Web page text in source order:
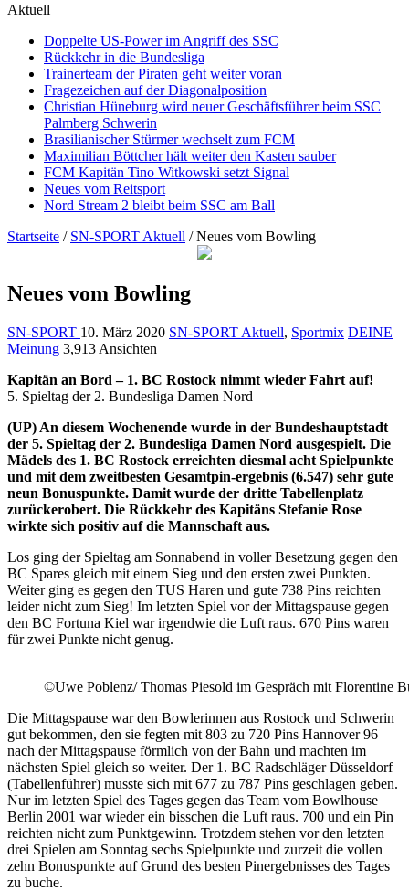
Aktuell
Doppelte US-Power im Angriff des SSC
Rückkehr in die Bundesliga
Trainerteam der Piraten geht weiter voran
Fragezeichen auf der Diagonalposition
Christian Hüneburg wird neuer Geschäftsführer beim SSC
Palmberg Schwerin
Brasilianischer Stürmer wechselt zum FCM
Maximilian Böttcher hält weiter den Kasten sauber
FCM Kapitän Tino Witkowski setzt Signal
Neues vom Reitsport
Nord Stream 2 bleibt beim SSC am Ball
Startseite / SN-SPORT Aktuell / Neues vom Bowling
Neues vom Bowling
SN-SPORT 10. März 2020 SN-SPORT Aktuell, Sportmix DEINE
Meinung 3,913 Ansichten
Kapitän an Bord – 1. BC Rostock nimmt wieder Fahrt auf!
5. Spieltag der 2. Bundesliga Damen Nord
(UP) An diesem Wochenende wurde in der Bundeshauptstadt
der 5. Spieltag der 2. Bundesliga Damen Nord ausgespielt. Die
Mädels des 1. BC Rostock erreichten diesmal acht Spielpunkte
und mit dem zweitbesten Gesamtpin-ergebnis (6.547) sehr gute
neun Bonuspunkte. Damit wurde der dritte Tabellenplatz
zurückerobert. Die Rückkehr des Kapitäns Stefanie Rose
wirkte sich positiv auf die Mannschaft aus.
Los ging der Spieltag am Sonnabend in voller Besetzung gegen den
BC Spares gleich mit einem Sieg und den ersten zwei Punkten.
Weiter ging es gegen den TUS Haren und gute 738 Pins reichten
leider nicht zum Sieg! Im letzten Spiel vor der Mittagspause gegen
den BC Fortuna Kiel war irgendwie die Luft raus. 670 Pins waren
für zwei Punkte nicht genug.
©Uwe Poblenz/ Thomas Piesold im Gespräch mit Florentine
Die Mittagspause war den Bowlerinnen aus Rostock und Schwerin
gut bekommen, den sie fegten mit 803 zu 720 Pins Hannover 96
nach der Mittagspause förmlich von der Bahn und machten im
nächsten Spiel gleich so weiter. Der 1. BC Radschläger Düsseldorf
(Tabellenführer) musste sich mit 677 zu 787 Pins geschlagen geben.
Nur im letzten Spiel des Tages gegen das Team vom Bowlhouse
Berlin 2001 war wieder ein bisschen die Luft raus. 700 und ein Pin
reichten nicht zum Punktgewinn. Trotzdem stehen vor den letzten
drei Spielen am Sonntag sechs Spielpunkte und zurzeit die vollen
zehn Bonuspunkte auf Grund des besten Pinergebnisses des Tages
zu buche.